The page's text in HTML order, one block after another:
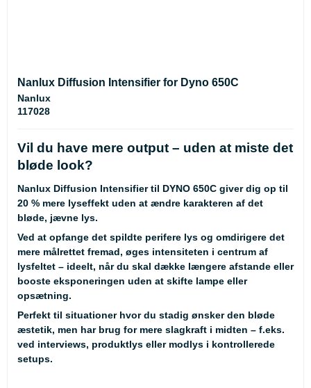
Nanlux Diffusion Intensifier for Dyno 650C
Nanlux
117028
Vil du have mere output – uden at miste det
bløde look?
Nanlux Diffusion Intensifier til DYNO 650C giver dig op til
20 % mere lyseffekt uden at ændre karakteren af det
bløde, jævne lys.
Ved at opfange det spildte perifere lys og omdirigere det
mere målrettet fremad, øges intensiteten i centrum af
lysfeltet – ideelt, når du skal dække længere afstande eller
booste eksponeringen uden at skifte lampe eller
opsætning.
Perfekt til situationer hvor du stadig ønsker den bløde
æstetik, men har brug for mere slagkraft i midten – f.eks.
ved interviews, produktlys eller modlys i kontrollerede
setups.